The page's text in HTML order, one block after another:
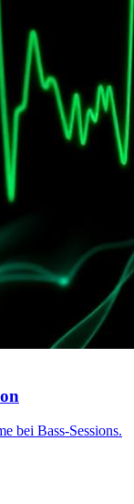
bei Bass-Sessions.